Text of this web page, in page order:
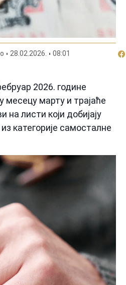
28.02.2026. 08:01
2026. године
месецу марту и трајаће
на листи који добијају
категорије самосталне